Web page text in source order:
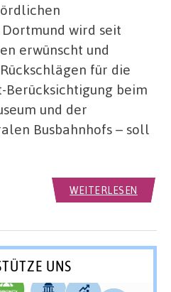
wird seit
erwünscht und
für die
beim
und der
Busbahnhofs – soll
WEITERLESEN
UNS